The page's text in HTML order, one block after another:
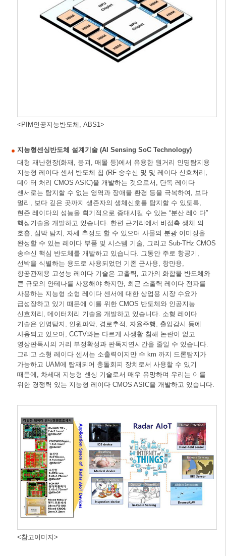
<PIM인공지능반도체, ABS1>
지능형센싱반도체 설계기술 (AI Sensing SoC Technology)
대형 재난현장(화재, 붕괴, 매몰 등)에서 유용한 원거리 인명탐지용
지능형 레이다 센서 반도체 칩 (RF 송수신 및 및 레이다 신호처리,
데이터 처리 CMOS ASIC)을 개발하는 것으로서, 단독 레이다
센서로는 탐지할 수 없는 영역과 장애물 환경 등을 극복하여, 보다
멀리, 보다 깊은 곳까지 생존자의 생체신호를 탐지할 수 있도록,
현존 레이다의 성능을 획기적으로 증대시킬 수 있는 “분산 레이다”
핵심기술을 개발하고 있습니다. 한편 근거리에서 비접촉 생체 의
호흡, 심박 탐지, 자세 추정도 할 수 있으며 사물의 분광 이미징을
완성할 수 있는 레이다 부품 및 시스템 기술, 그리고 Sub-THz CMOS
송수신 핵심 반도체를 개발하고 있습니다. 그동안 주로 항공기,
선박을 식별하는 용도로 사용되었던 기존 군사용, 항만용,
항공관제용 고성능 레이다 기술은 고출력, 고가의 화합물 반도체와
큰 규모의 안테나를 사용해야 하지만, 최근 소출력 레이다 전파를
사용하는 지능형 소형 레이다 센서에 대한 상업용 시장 수요가
급성장하고 있기 때문에 이를 위한 CMOS 반도체와 인공지능
신호처리, 데이터처리 기술을 개발하고 있습니다. 소형 레이다
기술은 인명탐지, 인원파악, 경로추적, 자율주행, 출입감시 등에
사용되고 있으며, CCTV와는 다르게 사생활 침해 논란이 없고
영상판독시의 거리 부정확성과 판독지연시간을 줄일 수 있습니다.
그리고 소형 레이다 센서는 소출력이지만 수 km 까지 드론탐지가
가능하고 UAM에 탑재되어 충돌회피 장치로서 사용할 수 있기
때문에, 차세대 지능형 센싱 기술로서 매우 유망하며 우리는 이를
위한 경쟁력 있는 지능형 레이다 CMOS ASIC을 개발하고 있습니다.
<참고이미지>